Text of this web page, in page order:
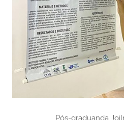
Pós-graduanda